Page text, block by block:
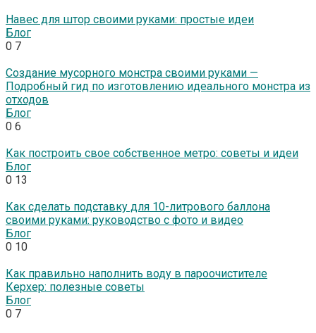
Навес для штор своими руками: простые идеи
Блог
0 7
Создание мусорного монстра своими руками —
Подробный гид по изготовлению идеального монстра из
отходов
Блог
0 6
Как построить свое собственное метро: советы и идеи
Блог
0 13
Как сделать подставку для 10-литрового баллона
своими руками: руководство с фото и видео
Блог
0 10
Как правильно наполнить воду в пароочистителе
Керхер: полезные советы
Блог
0 7